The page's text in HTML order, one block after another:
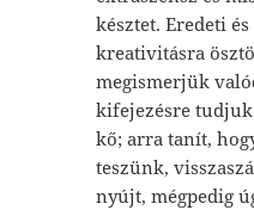
késztet. Eredeti
kreativitásra
megismerjük
kifejezésre
kő; arra tanít,
teszünk,
nyújt, mégpedig